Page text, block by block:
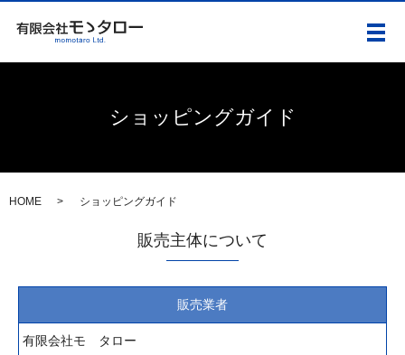
メ
ショッピングガイド
HOME ショッピングガイド
販売主体について
販売業者
有限会社モゝタロー